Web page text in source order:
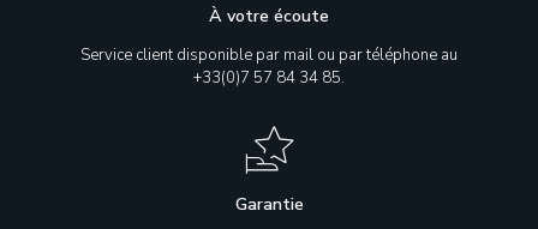
À votre écoute
Service client disponible par mail ou par téléphone au
+33(0)7 57 84 34 85.
Garantie